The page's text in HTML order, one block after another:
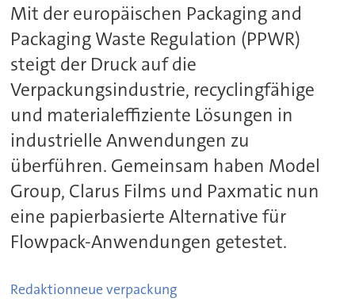
Mit der europäischen Packaging and
Packaging Waste Regulation (PPWR)
steigt der Druck auf die
Verpackungsindustrie, recyclingfähige
und materialeffiziente Lösungen in
industrielle Anwendungen zu
überführen. Gemeinsam haben Model
Group, Clarus Films und Paxmatic nun
eine papierbasierte Alternative für
Flowpack-Anwendungen getestet.
Redaktionneue verpackung